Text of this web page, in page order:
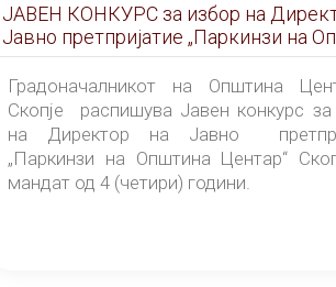
ЈАВЕН КОНКУРС за избор на Директор на
Јавно претпријатие „Паркинзи на Општина
Центар“ – Скопје
Градоначалникот на Општина
Скопје распишува Јавен конкурс
на Директор на Јавно
„Паркинзи на Општина Центар“
мандат од 4 (четири) години.